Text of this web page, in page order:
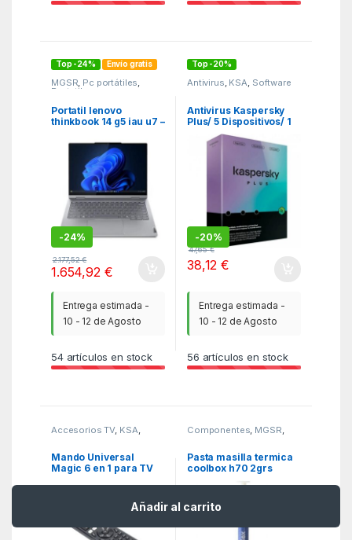
Añadir al carrito
Top -24% Envío gratis
MGSR, Pc portátiles,
Portatiles
Portatil lenovo
thinkbook 14 g5 iau u7 –
– 14 pulgadas fhd+ –
-24%
2.177,52€
1.654,92 €
Entrega estimada -
10 - 12 de Agosto
54artículos en stock
Top -20%
Antivirus, KSA, Software
Antivirus Kaspersky
Plus/ 5 Dispositivos/ 1
-20%
47,65€
38,12€
Entrega estimada -
10 - 12 de Agosto
56 artículos en stock
Accesorios TV, KSA
Mando Universal
Magic 6 en 1 para TV
Componentes MGSR
Ventiladores cpu
Pasta masilla termica
coolbox h70 2grs